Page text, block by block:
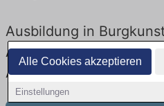
Alle Cookies akzeptieren
Einstellungen
Ausbildung in
Aktuell gibt es keine
Ausbildung in